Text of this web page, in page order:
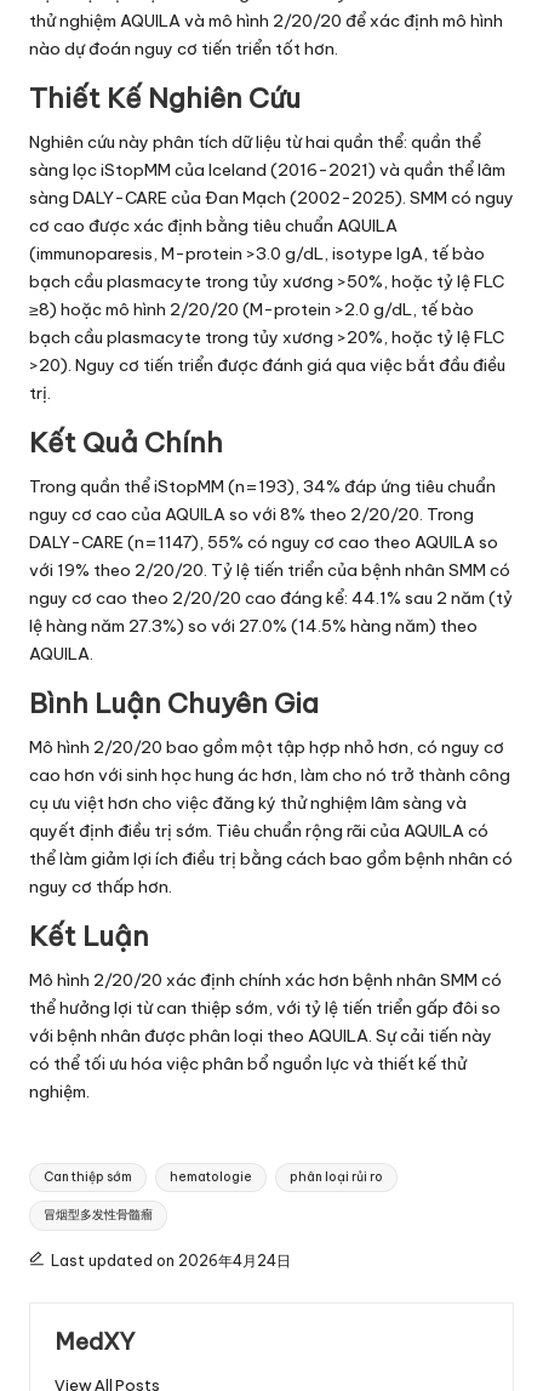
thử nghiệm AQUILA và mô hình 2/20/20 để xác định mô hình
nào dự đoán nguy cơ tiến triển tốt hơn.
Thiết Kế Nghiên Cứu
Nghiên cứu này phân tích dữ liệu từ hai quần thể: quần thể
sàng lọc iStopMM của Iceland (2016-2021) và quần thể lâm
sàng DALY-CARE của Đan Mạch (2002-2025). SMM có nguy
cơ cao được xác định bằng tiêu chuẩn AQUILA
(immunoparesis, M-protein >3.0 g/dL, isotype IgA, tế bào
bạch cầu plasmacyte trong tủy xương >50%, hoặc tỷ lệ FLC
≥8) hoặc mô hình 2/20/20 (M-protein >2.0 g/dL, tế bào
bạch cầu plasmacyte trong tủy xương >20%, hoặc tỷ lệ FLC
>20). Nguy cơ tiến triển được đánh giá qua việc bắt đầu điều
trị.
Kết Quả Chính
Trong quần thể iStopMM (n=193), 34% đáp ứng tiêu chuẩn
nguy cơ cao của AQUILA so với 8% theo 2/20/20. Trong
DALY-CARE (n=1147), 55% có nguy cơ cao theo AQUILA so
với 19% theo 2/20/20. Tỷ lệ tiến triển của bệnh nhân SMM có
nguy cơ cao theo 2/20/20 cao đáng kể: 44.1% sau 2 năm (tỷ
lệ hàng năm 27.3%) so với 27.0% (14.5% hàng năm) theo
AQUILA.
Bình Luận Chuyên Gia
Mô hình 2/20/20 bao gồm một tập hợp nhỏ hơn, có nguy cơ
cao hơn với sinh học hung ác hơn, làm cho nó trở thành công
cụ ưu việt hơn cho việc đăng ký thử nghiệm lâm sàng và
quyết định điều trị sớm. Tiêu chuẩn rộng rãi của AQUILA có
thể làm giảm lợi ích điều trị bằng cách bao gồm bệnh nhân có
nguy cơ thấp hơn.
Kết Luận
Mô hình 2/20/20 xác định chính xác hơn bệnh nhân SMM có
thể hưởng lợi từ can thiệp sớm, với tỷ lệ tiến triển gấp đôi so
với bệnh nhân được phân loại theo AQUILA. Sự cải tiến này
có thể tối ưu hóa việc phân bổ nguồn lực và thiết kế thử
nghiệm.
Tags:
Can thiệp sớm hematologie phân loại rủi ro
冒烟型多发性骨髓瘤
Last updated on 2026年4月24日
MedXY
View All Posts